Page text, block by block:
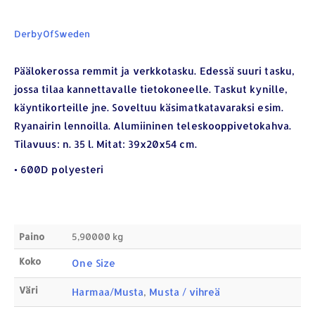
DerbyOfSweden
Päälokerossa remmit ja verkkotasku. Edessä suuri tasku,
jossa tilaa kannettavalle tietokoneelle. Taskut kynille,
käyntikorteille jne. Soveltuu käsimatkatavaraksi esim.
Ryanairin lennoilla. Alumiininen teleskooppivetokahva.
Tilavuus: n. 35 l. Mitat: 39x20x54 cm.
• 600D polyesteri
Paino 5,90000 kg
Koko One Size
Väri Harmaa/Musta, Musta / vihreä
YHTEYSTIEDOT
Osoite: Hikivuorenkatu 14 C 20, 33710 Tampere
Puhelin: 040-7549431
Products
search